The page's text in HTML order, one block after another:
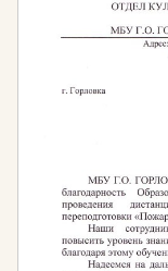
за растениями.
Профессия в
становится
растет,
карьеры в
бюро,
ведения
дизайнеры